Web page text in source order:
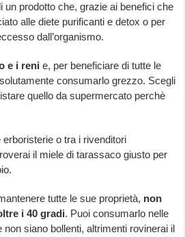
un prodotto che, grazie ai benefici che
alle diete purificanti e detox o per
dall’organismo.
e i reni e, per beneficiare di tutte le
consumarlo grezzo. Scegli
quello da supermercato perchè
o tra i rivenditori
il miele di tarassaco giusto per
tutte le sue proprietà, non
i 40 gradi. Puoi consumarlo nelle
siano bollenti, altrimenti rovinerai il